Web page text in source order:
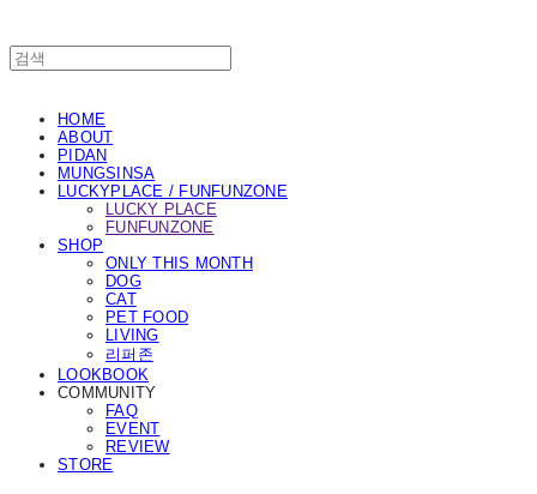
HOME
ABOUT
PIDAN
MUNGSINSA
LUCKYPLACE / FUNFUNZONE
LUCKY PLACE
FUNFUNZONE
SHOP
ONLY THIS MONTH
DOG
CAT
PET FOOD
LIVING
리퍼존
LOOKBOOK
COMMUNITY
FAQ
EVENT
REVIEW
STORE